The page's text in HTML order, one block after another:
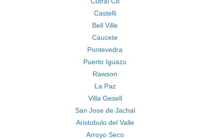
Castelli
Bell Ville
Caucete
Pontevedra
Puerto Iguazu
Rawson
La Paz
Villa Gesell
San Jose de Jachal
Aristobulo del Valle
Arroyo Seco